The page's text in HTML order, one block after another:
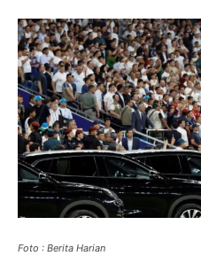
Foto : Berita Harian